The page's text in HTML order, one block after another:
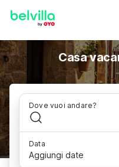
Casa
Dove vuoi andare?
Data
Aggiungi date